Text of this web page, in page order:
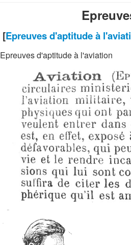
[Epreuves d'aptitude à
Epreuves d'aptitude à l'aviation